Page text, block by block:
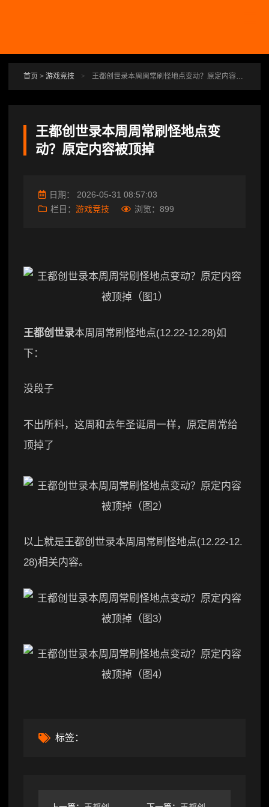
首页 > 游戏竞技 > 王都创世录本周周常刷怪地点变动？原定内容被顶掉
王都创世录本周周常刷怪地点变
动？原定内容被顶掉
日期： 2026-05-31 08:57:03
栏目： 游戏竞技 浏览： 899
王都创世录本周周常刷怪地点(12.22-12.28)如
下：
没段子
不出所料，这周和去年圣诞周一样，原定周常给
顶掉了
以上就是王都创世录本周周常刷怪地点(12.22-12.
28)相关内容。
标签：